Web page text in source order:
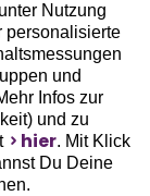
Nutzung
personalisierte
und
Infos zur
und zu
hier. Mit Klick
Du Deine